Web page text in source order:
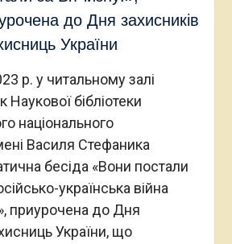
до Дня захисників
України
р. у читальному залі
Наукової бібліотеки
національного
Василя Стефаника
бесіда «Вони постали
українська війна
приурочена до Дня
України, що